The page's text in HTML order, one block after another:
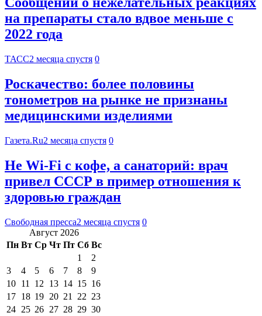
на препараты стало вдвое меньше с
2022 года
ТАСС2 месяца спустя 0
Роскачество: более половины
тонометров на рынке не признаны
медицинскими изделиями
Газета.Ru2 месяца спустя 0
Не Wi-Fi с кофе, а санаторий: врач
привел СССР в пример отношения к
здоровью граждан
Свободная пресса2 месяца спустя 0
Август 2026
Пн Вт Ср Чт Пт Сб Вс
1
2
3
4 5 6 7 8
9
10 11 12 13 14 15 16
17 18 19 20 21 22 23
24 25 26 27 28 29 30